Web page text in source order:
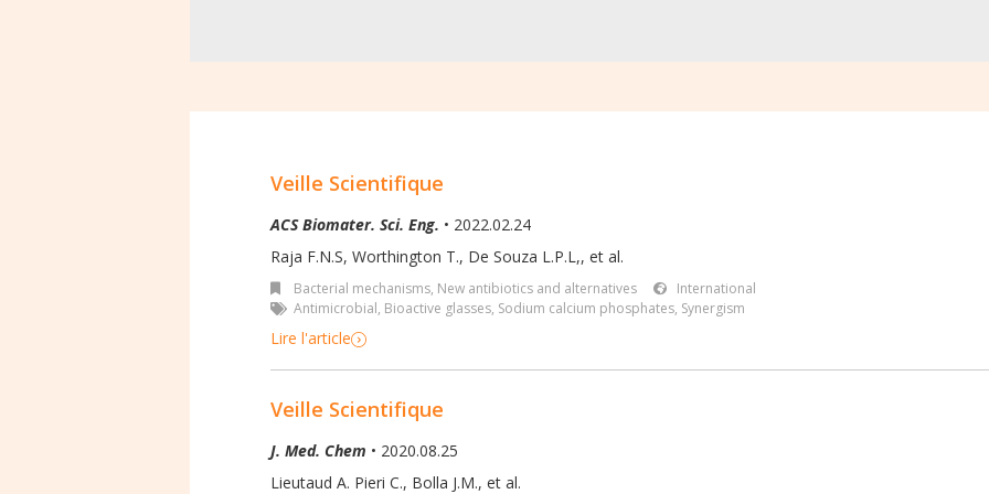
Veille Scientifique
ACS Biomater. Sci. Eng. • 2022.02.24
Raja F.N.S, Worthington T., De Souza L.P.L,, et al.
Bacterial mechanisms, New antibiotics and alternatives
International
Antimicrobial, Bioactive glasses, Sodium calcium phosphates, Synergism
Lire l'article
Veille Scientifique
J. Med. Chem • 2020.08.25
Lieutaud A. Pieri C., Bolla J.M., et al.